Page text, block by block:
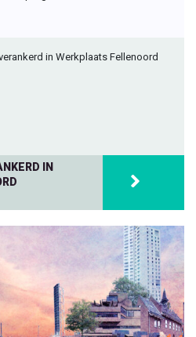
in Werkplaats Fellenoord
IN